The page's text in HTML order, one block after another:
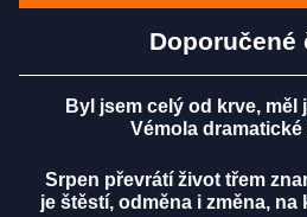
Doporučené
Byl jsem celý od krve, měl
Vémola
Srpen převrátí život třem
je štěstí, odměna i změna,